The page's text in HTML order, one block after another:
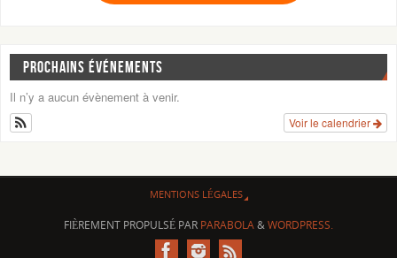
PROCHAINS ÉVÉNEMENTS
Il n’y a aucun évènement à venir.
Voir le calendrier
MENTIONS LÉGALES
FIÈREMENT PROPULSÉ PAR PARABOLA&WORDPRESS.